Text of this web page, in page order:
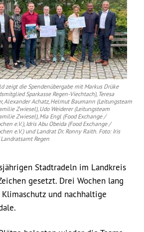
zeigt die Spendenübergabe mit Markus Drüke
Sparkasse Regen-Viechtach), Teresa
Alexander Achatz, Helmut Baumann (Leitungsteam
Zwiesel), Udo Weiderer (Leitungsteam
Zwiesel), Mia Engl (Food Exchange /
e.V.), Idris Abu Obeida (Food Exchange /
e.V.) und Landrat Dr. Ronny Raith. Foto: Iris
Regen
Stadtradeln im Landkreis
gesetzt. Drei Wochen lang
und nachhaltige